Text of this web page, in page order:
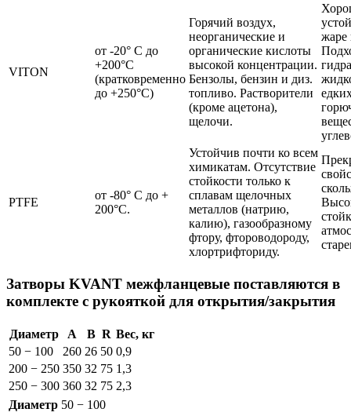
VITON
от -20° С до
+200°С
(кратковременно
до +250°С)
Горячий воздух,
неорганические и
органические кислоты
высокой концентрации.
Бензолы, бензин и диз.
топливо. Растворители
(кроме ацетона),
щелочи.
жаре
PTFE
от -80° С до +
200°С.
Устойчив почти ко всем
химикатам. Отсутствие
стойкости только к
сплавам щелочных
металлов (натрию,
калию), газообразному
фтору, фтороводороду,
хлортрифториду.
Затворы KVANT межфланцевые поставляются в
комплекте с рукояткой для открытия/закрытия
Диаметр A B R Вес, кг
50 − 100
260 26 50 0,9
200 − 250 350 32 75 1,3
250 − 300 360 32 75 2,3
Диаметр 50 − 100